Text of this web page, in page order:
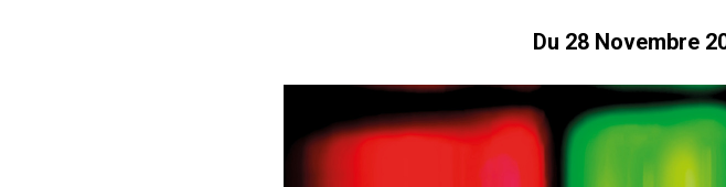
Du 28 Novembre